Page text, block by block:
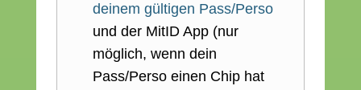
deinem gültigen Pass/Perso
und der MitID App (nur
möglich, wenn dein
Pass/Perso einen Chip hat